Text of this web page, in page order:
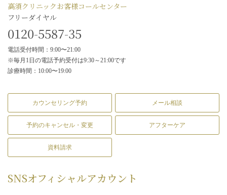
高須クリニックお客様コールセンター
フリーダイヤル
0120-5587-35
電話受付時間：9:00〜21:00
※毎月1日の電話予約受付は9:30～21:00です
診療時間：10:00〜19:00
カウンセリング予約 メール相談
予約のキャンセル・変更 アフターケア
資料請求
SNSオフィシャルアカウント